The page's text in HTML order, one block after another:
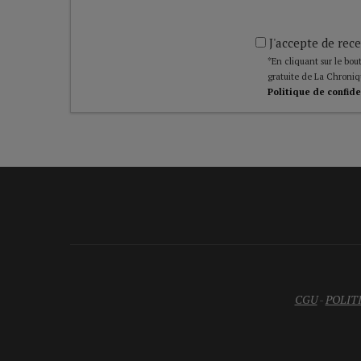
J'accepte de
*En cliquant sur le
gratuite de La
Politique de
CGU-